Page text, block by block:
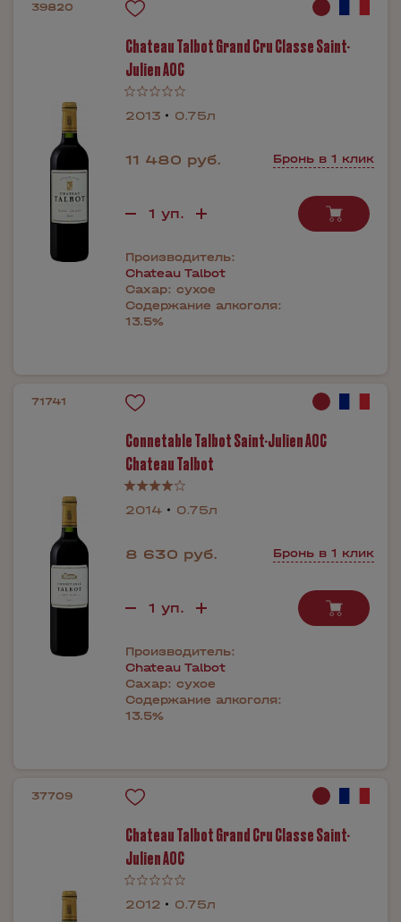
39820
Chateau Talbot Grand Cru Classe Saint-
Julien AOC
2013 0.75л
11 480 руб. Бронь в 1 клик
Производитель:
Chateau Talbot
Сахар: сухое
Содержание алкоголя:
13.5%
71741
Connetable Talbot Saint-Julien AOC
Chateau Talbot
2014 0.75л
8 630 руб. Бронь в 1 клик
Производитель:
Chateau Talbot
Сахар: сухое
Содержание алкоголя:
13.5%
37709
Chateau Talbot Grand Cru Classe Saint-
Julien AOC
2012 0.75л